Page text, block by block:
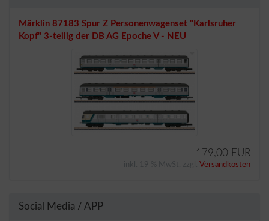
Märklin 87183 Spur Z Personenwagenset "Karlsruher
Kopf" 3-teilig der DB AG Epoche V - NEU
179,00 EUR
Versandkosten
Social Media / APP